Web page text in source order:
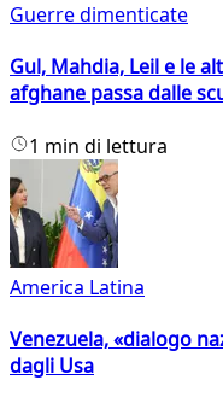
Guerre dimenticate
Gul, Mahdia, Leil e le
afghane passa dalle
1 min di lettura
America Latina
Venezuela, «dialogo
dagli Usa